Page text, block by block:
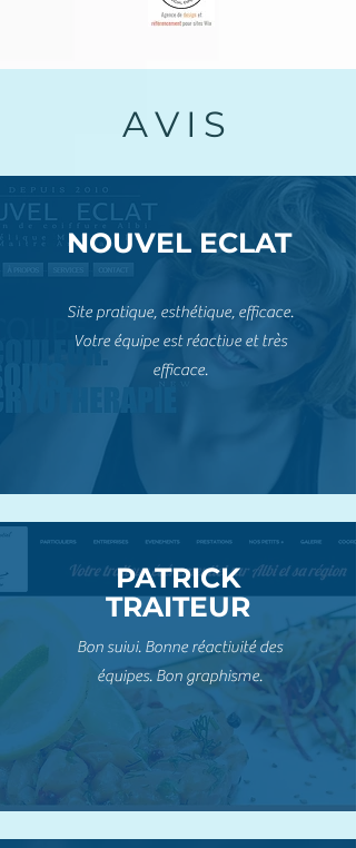
AVIS
NOUVEL ECLAT
Site pratique, esthétique, efficace.
Votre équipe est réactive et très
efficace.
PATRICK
TRAITEUR
Bon suivi. Bonne réactivité des
équipes. Bon graphisme.